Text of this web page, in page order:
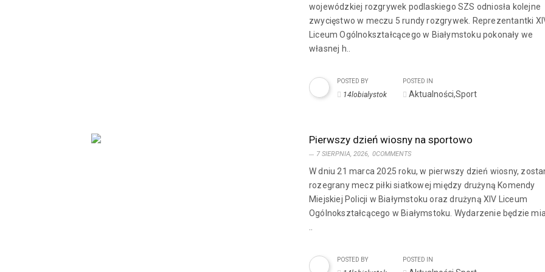
wojewódzkiej rozgrywek podlaskiego SZS odniosła kolejne
zwycięstwo w meczu 5 rundy rozgrywek. Reprezentantki
Liceum Ogólnokształcącego w Białymstoku pokonały we
własnej h..
POSTED BY
14lobialystok
POSTED IN
Aktualności,Sport
Pierwszy dzień wiosny na sportowo
7 SIERPNIA, 2026, 0COMMENTS
W dniu 21 marca 2025 roku, w pierwszy dzień wiosny,
rozegrany mecz piłki siatkowej między drużyną Komendy
Miejskiej Policji w Białymstoku oraz drużyną XIV Liceum
Ogólnokształcącego w Białymstoku. Wydarzenie będzie
POSTED BY POSTED IN